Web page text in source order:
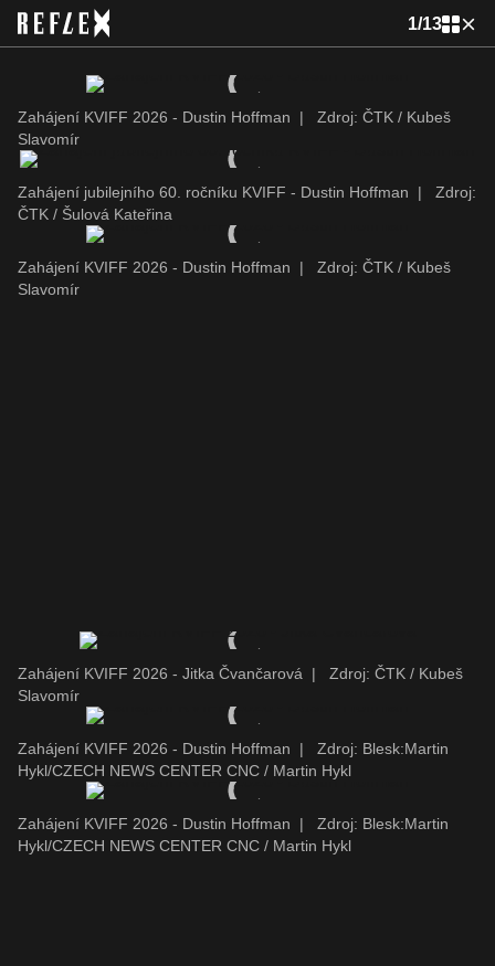
1/13
Zahájení KVIFF 2026 - Dustin Hoffman |
Zdroj: ČTK / Kubeš
Slavomír
Zahájení jubilejního 60. ročníku KVIFF - Dustin Hoffman |
Zdroj:
ČTK / Šulová Kateřina
Zahájení KVIFF 2026 - Dustin Hoffman |
Zdroj: ČTK / Kubeš
Slavomír
Zahájení KVIFF 2026 - Jitka Čvančarová |
Zdroj: ČTK / Kubeš
Slavomír
Zahájení KVIFF 2026 - Dustin Hoffman |
Zdroj: Blesk:Martin
Hykl/CZECH NEWS CENTER CNC / Martin Hykl
Zahájení KVIFF 2026 - Dustin Hoffman |
Zdroj: Blesk:Martin
Hykl/CZECH NEWS CENTER CNC / Martin Hykl